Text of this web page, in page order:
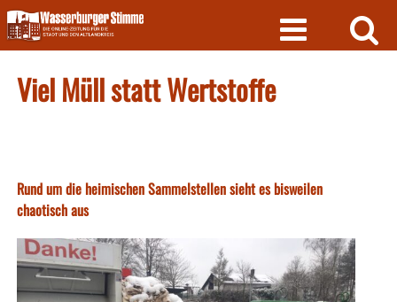
Skip
to
content
Viel Müll statt Wertstoffe
Rund um die heimischen Sammelstellen sieht es bisweilen
chaotisch aus